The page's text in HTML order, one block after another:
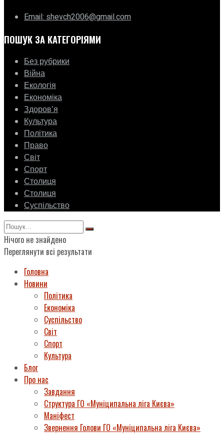
Email: shevch2006@gmail.com
ПОШУК ЗА КАТЕГОРІЯМИ
Без рубрики
Війна
Екологія
Економіка
Здоровʼя
Культура
Політика
Право
Світ
Спорт
Столиця
Столиця
Суспільство
Нічого не знайдено
Переглянути всі результати
Головна
Новини
Політика
Економіка
Суспільство
Світ
Спорт
Культура
Блог
Про нас
Завдання
Структура ГО «Муніципальна ліга Києва»
Маніфест
Звернення Голови ГО «Муніципальна ліга Києва»